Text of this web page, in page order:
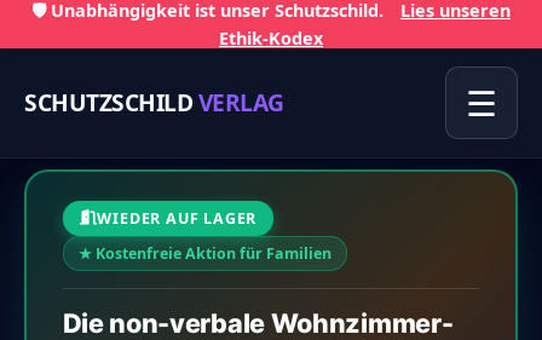
🛡️ Unabhängigkeit ist unser Schutzschild.
Lies unseren
Ethik-Kodex
SCHUTZSCHILDVERLAG ☰
WIEDER AUF LAGER
★ Kostenfreie Aktion für Familien
Die non-verbale Wohnzimmer-